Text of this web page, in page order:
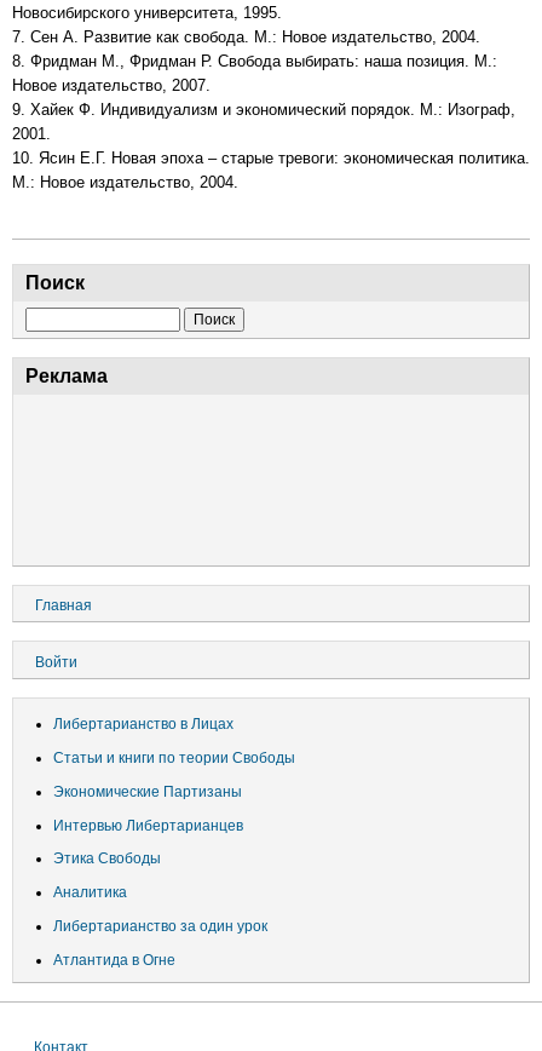
Новосибирского университета, 1995.
7. Сен А. Развитие как свобода. М.: Новое издательство, 2004.
8. Фридман М., Фридман Р. Свобода выбирать: наша позиция. М.:
Новое издательство, 2007.
9. Хайек Ф. Индивидуализм и экономический порядок. М.: Изограф,
2001.
10. Ясин Е.Г. Новая эпоха – старые тревоги: экономическая политика.
М.: Новое издательство, 2004.
Поиск
Реклама
Основная
навигация
Главная
Меню
учётной
пользователя
Войти
Либертарианство в Лицах
Статьи и книги по теории Свободы
Экономические Партизаны
Интервью Либертарианцев
Этика Свободы
Аналитика
Либертарианство за один урок
Атлантида в Огне
Контакт